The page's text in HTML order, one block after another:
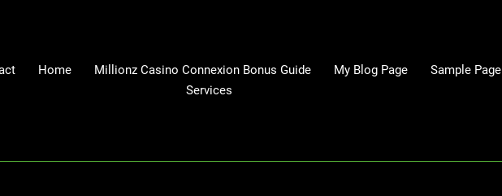
Home Millionz Casino Connexion Bonus Guide My Blog Page
Sample Page
Services